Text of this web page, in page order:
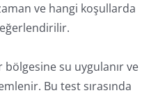
ve hangi koşullarda
bölgesine su uygulanır ve
Bu test sırasında